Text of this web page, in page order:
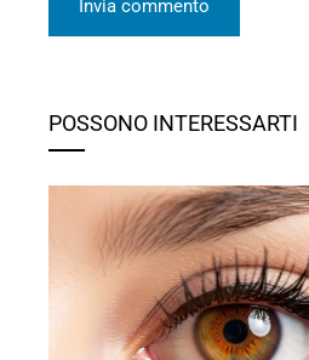
POSSONO INTERESSARTI